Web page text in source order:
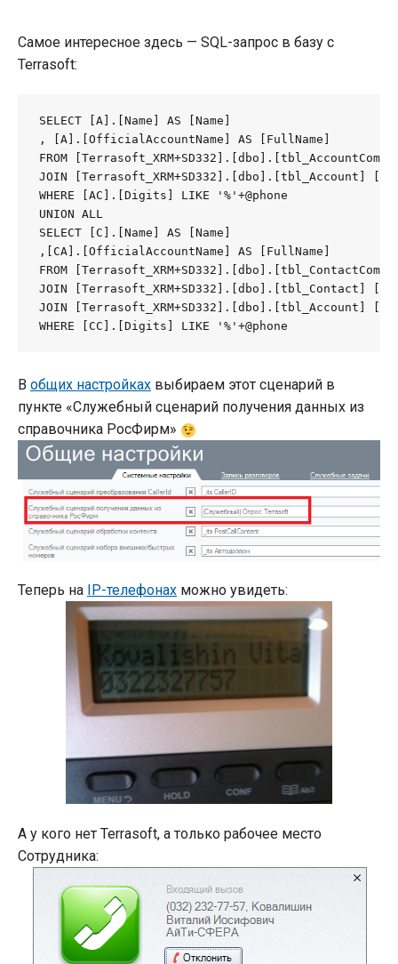
Самое интересное здесь — SQL-запрос в базу с
Terrasoft:
SELECT [A].[Name] AS [Name]
, [A].[OfficialAccountName] AS [FullName]
FROM
JOIN [Terrasoft_XRM+SD332].[dbo].[tbl_Account]
WHERE [AC].[Digits] LIKE '%'+@phone
UNION ALL
SELECT [C].[Name] AS [Name]
,[CA].[OfficialAccountName] AS [FullName]
FROM
JOIN [Terrasoft_XRM+SD332].[dbo].[tbl_Contact]
JOIN [Terrasoft_XRM+SD332].[dbo].[tbl_Account]
WHERE [CC].[Digits] LIKE '%'+@phone
В общих настройках выбираем этот сценарий в
пункте «Служебный сценарий получения данных из
справочника РосФирм»
Теперь на IP-телефонах можно увидеть:
А у кого нет Terrasoft, а только рабочее место
Сотрудника: